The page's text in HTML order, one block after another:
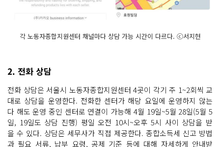
각 노동자종합지원센터 채널마다 상담 가능 시간이 다르다. ⓒ서지현
2. 전화 상담
전화 상담은 서울시 노동자종합지원센터 4곳이 각기 주 1~2회씩 교
대로 상담을 운영한다. 전화한 센터가 해당 요일에 운영하지 않는
다 해도 운영 중인 센터로 연결이 가능해 4월 19일~5월 28일(5월 5
일, 19일도 상담 진행) 평일 오전 10시~오후 5시 사이 상담을 받
을 수 있다. 상담은 세무사가 직접 제공한다. 종합소득세 신고 방법
과 필요 서류, 납부 요령, 공제 기준 등에 대해 자세하게 안내받